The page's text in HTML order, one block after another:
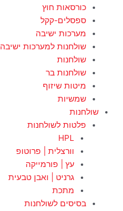
כורסאות חוץ
ספסלים-קקל
מערכות ישיבה
שולחנות למערכות ישיבה
שולחנות
שולחנות בר
מיטות שיזוף
שמשיות
שולחנות
פלטות לשולחנות
HPL
וורצלית | פרוטופ
עץ | פורמייקה
גרניט | ואבן טבעית
מתכת
בסיסים לשולחנות